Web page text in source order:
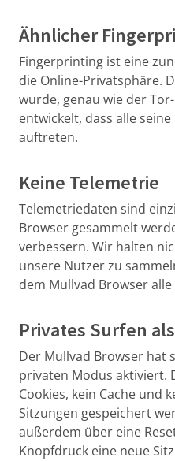
Ähnlicher
Fingerprinting ist eine
die Online-Privatsphäre.
wurde, genau wie der
entwickelt, dass alle
auftreten.
Keine Telemetrie
Telemetriedaten sind
Browser gesammelt
verbessern. Wir halten
unsere Nutzer zu
dem Mullvad Browser
Privates Surfen
Der Mullvad Browser hat
privaten Modus aktiviert.
Cookies, kein Cache und
Sitzungen gespeichert
außerdem über eine
Knopfdruck eine neue